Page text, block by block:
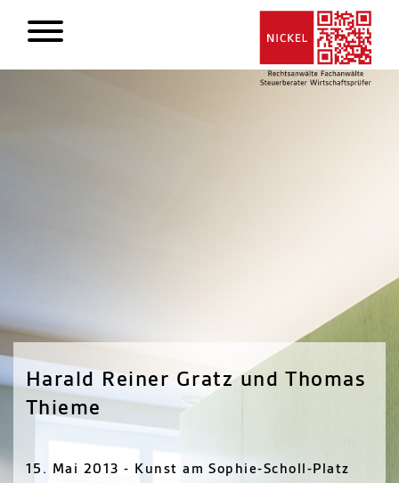
Harald Reiner Gratz und Thomas
Thieme
15. Mai 2013 - Kunst am Sophie-Scholl-Platz